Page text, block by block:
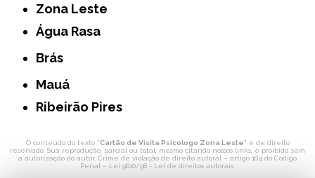
Zona Leste
Água Rasa
Brás
Mauá
Ribeirão Pires
O conteúdo do texto "Cartão de Visita Psicologo Zona Leste" é de direito
reservado. Sua reprodução, parcial ou total, mesmo citando nossos links, é proibida sem
a autorização do autor. Crime de violação de direito autoral – artigo 184 do Código
Penal – Lei 9610/98 - Lei de direitos autorais